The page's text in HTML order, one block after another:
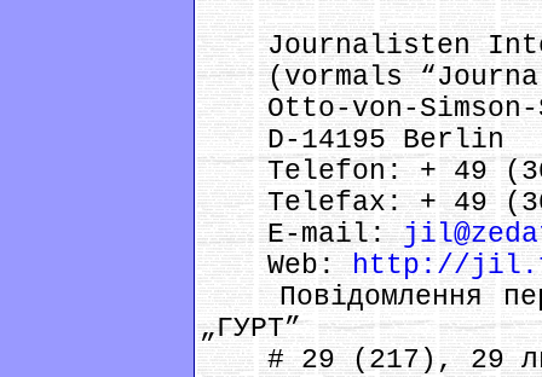
Journalisten
(vormals
Otto-von-
D-14195 Berlin
Telefon: + 49
Telefax: + 49
E-mail:
Web:http://
Повідомлення
„ГУРТ”
# 29 (217), 29